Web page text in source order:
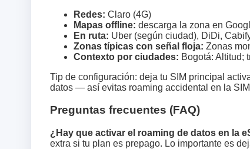
Redes: Claro (4G)
Mapas offline: descarga la zona en
En ruta: Uber (según ciudad), DiDi,
Zonas típicas con señal floja: Zonas
Contexto por ciudades: Bogotá: Altitud;
Tip de configuración: deja tu SIM principal
datos — así evitas roaming accidental en la
Preguntas frecuentes (FAQ)
¿Hay que activar el roaming de datos en la
extra si tu plan es prepago. Lo importante es